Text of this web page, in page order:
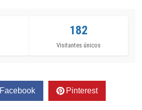
182
Visitantes únicos
Facebook Pinterest